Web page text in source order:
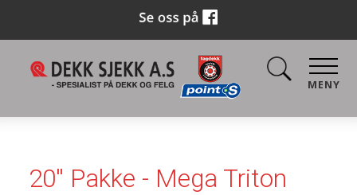
MENY
20'' Pakke - Mega Triton